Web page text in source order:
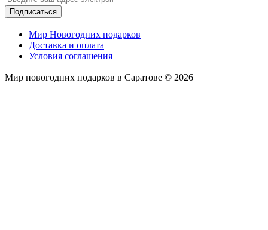
Подписаться
Мир Новогодних подарков
Доставка и оплата
Условия соглашения
Мир новогодних подарков в Саратове © 2026